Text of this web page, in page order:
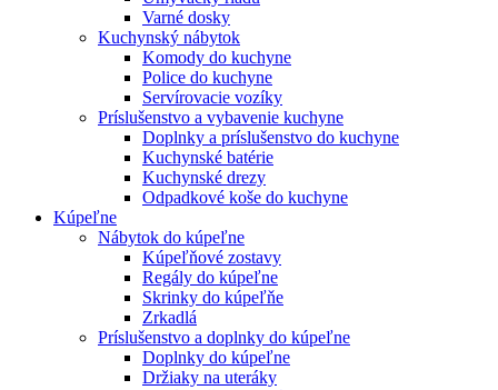
Varné dosky
Kuchynský nábytok
Komody do kuchyne
Police do kuchyne
Servírovacie vozíky
Príslušenstvo a vybavenie kuchyne
Doplnky a príslušenstvo do kuchyne
Kuchynské batérie
Kuchynské drezy
Odpadkové koše do kuchyne
Kúpeľne
Nábytok do kúpeľne
Kúpeľňové zostavy
Regály do kúpeľne
Skrinky do kúpeľňe
Zrkadlá
Príslušenstvo a doplnky do kúpeľne
Doplnky do kúpeľne
Držiaky na uteráky